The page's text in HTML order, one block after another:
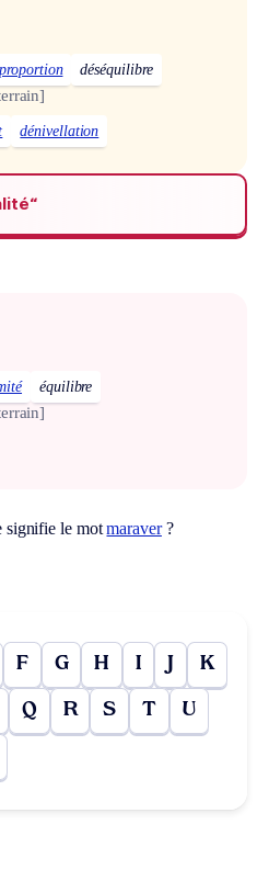
déséquilibre
dénivellation
équilibre
signifie le motmaraver?
F G H I J K
Q R S T U